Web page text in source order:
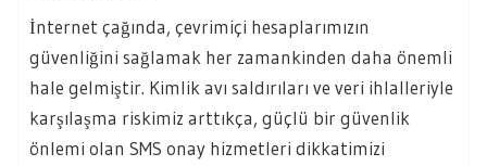
İnternet çağında, çevrimiçi hesaplarımızın
güvenliğini sağlamak her zamankinden daha önemli
hale gelmiştir. Kimlik avı saldırıları ve veri ihlalleriyle
karşılaşma riskimiz arttıkça, güçlü bir güvenlik
önlemi olan SMS onay hizmetleri dikkatimizi